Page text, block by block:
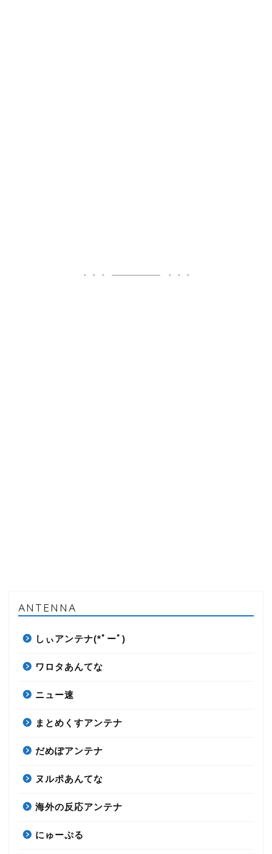
ANTENNA
しぃアンテナ(*ﾟーﾟ)
ワロタあんてな
ニュー速
まとめくすアンテナ
だめぽアンテナ
ヌルポあんてな
海外の反応アンテナ
にゅーぷる